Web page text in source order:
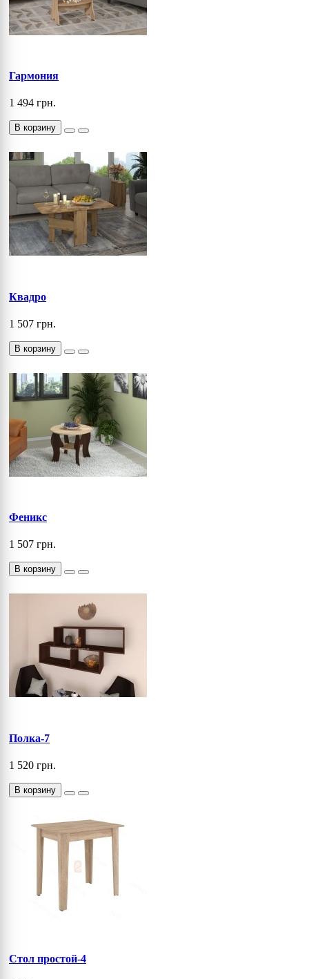
Гармония
1 494 грн.
В корзину
Квадро
1 507 грн.
В корзину
Феникс
1 507 грн.
В корзину
Полка-7
1 520 грн.
В корзину
Стол простой-4